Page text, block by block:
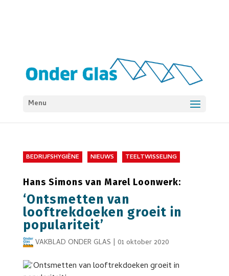
Menu
BEDRIJFSHYGIËNE NIEUWS TEELTWISSELING
Hans Simons van Marel Loonwerk:
‘Ontsmetten van
looftrekdoeken groeit in
populariteit’
VAKBLAD ONDER GLAS | 01 oktober 2020